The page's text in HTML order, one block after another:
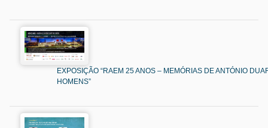
EXPOSIÇÃO “RAEM 25 ANOS – MEMÓRIAS DE ANTÓNIO
HOMENS”